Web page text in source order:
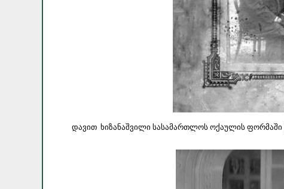
დავით ხიზანაშვილი სასამართლოს ოქაულის ფორმაში